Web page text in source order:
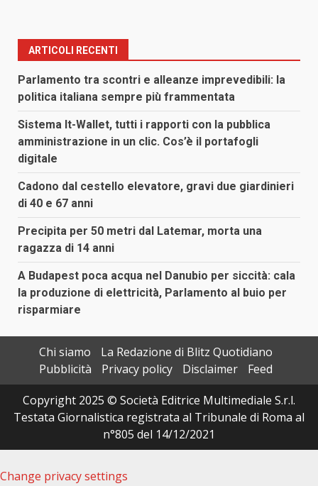
ARTICOLI RECENTI
Parlamento tra scontri e alleanze imprevedibili: la
politica italiana sempre più frammentata
Sistema It-Wallet, tutti i rapporti con la pubblica
amministrazione in un clic. Cos’è il portafogli
digitale
Cadono dal cestello elevatore, gravi due giardinieri
di 40 e 67 anni
Precipita per 50 metri dal Latemar, morta una
ragazza di 14 anni
A Budapest poca acqua nel Danubio per siccità: cala
la produzione di elettricità, Parlamento al buio per
risparmiare
Chi siamo
La Redazione di Blitz Quotidiano
Pubblicità
Privacy policy Disclaimer
Feed
Copyright 2025 © Società Editrice Multimediale S.r.l.
Testata Giornalistica registrata al Tribunale di Roma al
n°805 del 14/12/2021
Change privacy settings